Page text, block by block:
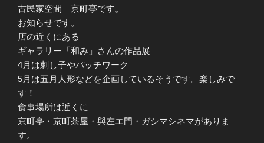
古民家空間 京町亭です。
お知らせです。
店の近くにある
ギャラリー「和み」さんの作品展
4月は刺し子やパッチワーク
5月は五月人形などを企画しているそうです。楽しみで
す！
食事場所は近くに
京町亭・京町茶屋・與左エ門・ガシマシネマがありま
す。